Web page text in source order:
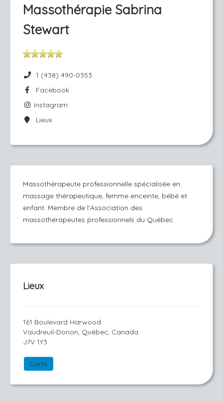
Massothérapie Sabrina
Stewart
1 (438) 490-0353
Facebook
Instagram
Lieux
Massothérapeute professionnelle spécialisée en
massage thérapeutique, femme enceinte, bébé et
enfant. Membre de l'Association des
massothérapeutes professionnels du Québec.
Lieux
161 Boulevard Harwood
Vaudreuil-Dorion, Québec, Canada
J7V 1Y3
Carte